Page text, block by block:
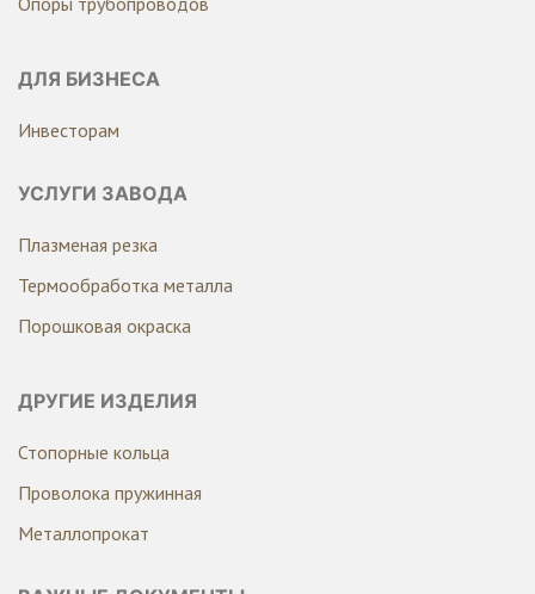
ДЛЯ БИЗНЕСА
Инвесторам
УСЛУГИ ЗАВОДА
Плазменая резка
Термообработка металла
Порошковая окраска
ДРУГИЕ ИЗДЕЛИЯ
Стопорные кольца
Проволока пружинная
Металлопрокат